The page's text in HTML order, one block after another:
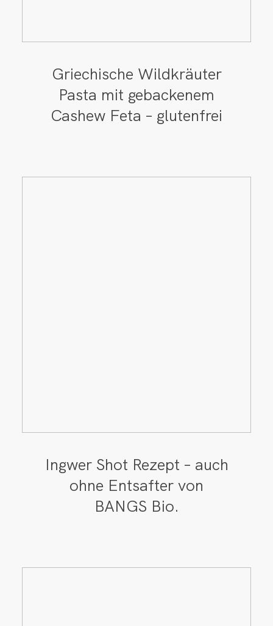
Griechische Wildkräuter
Pasta mit gebackenem
Cashew Feta – glutenfrei
Ingwer Shot Rezept – auch
ohne Entsafter von
BANGS Bio.